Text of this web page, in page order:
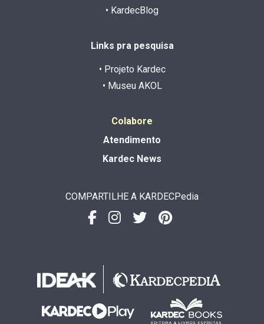
• KardecBlog
Links pra pesquisa
• Projeto Kardec
• Museu AKOL
Colabore
Atendimento
Kardec News
COMPARTILHE A KARDECPedia